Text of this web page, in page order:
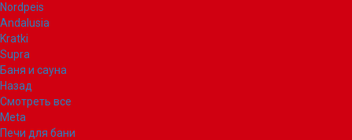
Nordpeis
Andalusia
Kratki
Supra
Баня и сауна
Назад
Смотреть все
Meta
Печи для бани